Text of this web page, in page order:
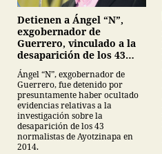
Detienen a Ángel “N”,
exgobernador de
Guerrero, vinculado a la
desaparición de los 43
normalistas de
Ayotzinapa
Ángel “N”, exgobernador de
Guerrero, fue detenido por
presuntamente haber ocultado
evidencias relativas a la
investigación sobre la
desaparición de los 43
normalistas de Ayotzinapa en
2014.